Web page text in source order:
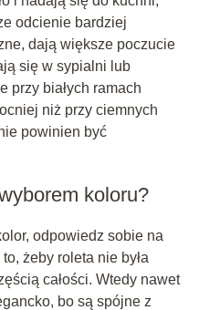
odcienie bardziej
dają większe poczucie
się w sypialni lub
przy białych ramach
niż przy ciemnych
powinien być
koloru?
odpowiedz sobie na
żeby roleta nie była
całości. Wtedy nawet
bo są spójne z